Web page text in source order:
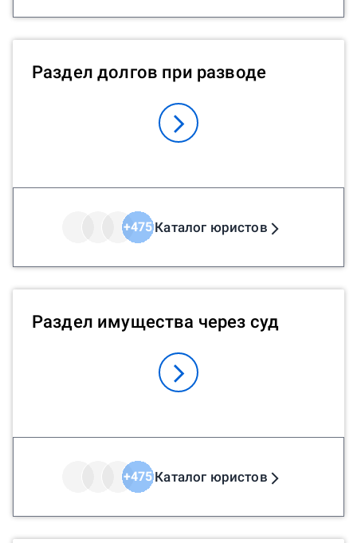
Раздел долгов при разводе
+475 Каталог юристов
Раздел имущества через суд
+475 Каталог юристов